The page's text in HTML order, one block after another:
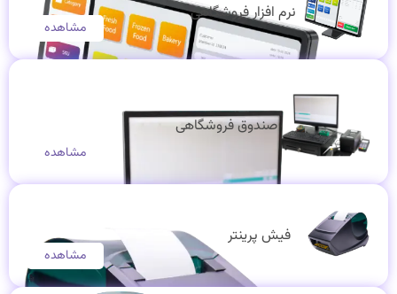
نرم افزار فروشگاهی
مشاهده
صندوق فروشگاهی
مشاهده
فیش پرینتر
مشاهده